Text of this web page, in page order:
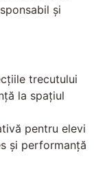
și
trecutului
la spațiul
pentru elevi
și performanță